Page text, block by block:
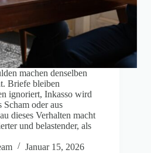
machen denselben
Briefe bleiben
ignoriert, Inkasso wird
Scham oder aus
dieses Verhalten macht
und belastender, als
Januar 15, 2026